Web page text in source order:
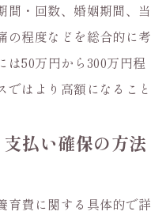
間・回数、婚姻期間、当
の程度などを総合的に考
は50万円から300万円程
ではより高額になること
払い確保の方法
育費に関する具体的で詳